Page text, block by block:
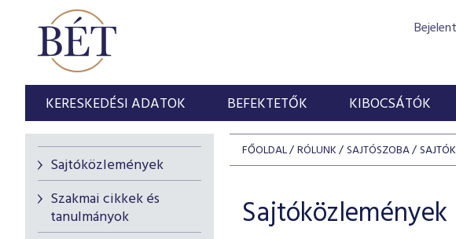
KERESKEDÉSI ADATOK BEFEKTETŐK KIBOCSÁTÓK
Sajtóközlemények
Szakmai cikkek és
tanulmányok
FŐOLDAL RÓLUNK SAJTÓSZOBA
Sajtóközlemények